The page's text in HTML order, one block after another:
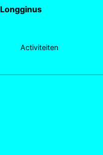
Longginus
Activiteiten